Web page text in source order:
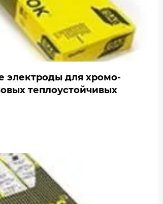
электроды для хромо-
теплоустойчивых